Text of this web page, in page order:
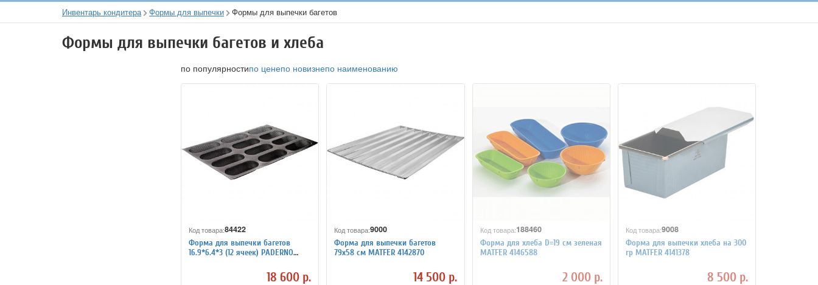
Инвентарь кондитера Формы для выпечки Формы для выпечки багетов
Формы для выпечки багетов и хлеба
по популярностипо ценепо новизнепо наименованию
Код товара:84422
Форма для выпечки багетов
16.9*6.4*3 (12 ячеек) PADERNO
18 600 р.
Код товара:9000
Форма для выпечки багетов
79x58 см MATFER 4142870
14 500 р.
Код товара:188460
Форма для хлеба D=19 см зеленая
MATFER 4146588
2 000 р.
Код товара:9008
Форма для выпечки хлеба на 300
гр MATFER 4141378
8 500 р.